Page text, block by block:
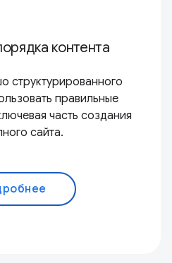
контента
структурированного
правильные
часть создания
сайта.